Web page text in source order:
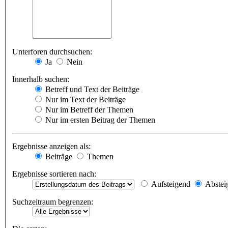
Unterforen durchsuchen:
Ja
Nein
Innerhalb suchen:
Betreff und Text der Beiträge
Nur im Text der Beiträge
Nur im Betreff der Themen
Nur im ersten Beitrag der Themen
Ergebnisse anzeigen als:
Beiträge
Themen
Ergebnisse sortieren nach:
Aufsteigend
Suchzeitraum begrenzen: